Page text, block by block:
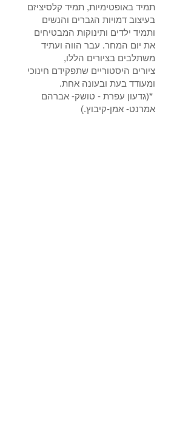
תמיד באופטימיות, תמיד קלסיציזם
בעיצוב דמויות הגברים והנשים
ותמיד ילדים ותינוקות המבטיחים
את יום המחר. עבר הווה ועתיד
משתלבים בציורים הללו,
ציורים היסטוריים שתפקידם חינוכי
ומעודד בעת ובעונה אחת.
*(גדעון עפרת - טושק- אברהם
אמרנט- אמן-קיבוץ.)